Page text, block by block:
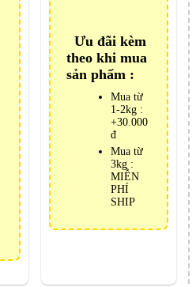
Ưu đãi kèm
theo khi mua
sản phẩm :
Mua từ
1-2kg :
+30.000
đ
Mua từ
3kg :
MIỄN
PHÍ
SHIP